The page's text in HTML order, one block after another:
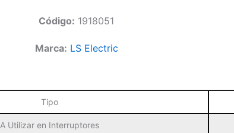
Código: 1918051
Marca: LS Electric
Tipo
A Utilizar en Interruptores